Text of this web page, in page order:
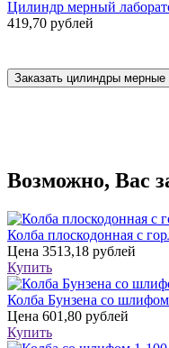
Цилиндр мерный
419,70 рублей
Заказать цилиндры мерные
Возможно, Вас
Колба плоскодонная с
Цена 3513,18 рублей
Купить
Колба Бунзена со
Цена 601,80 рублей
Купить